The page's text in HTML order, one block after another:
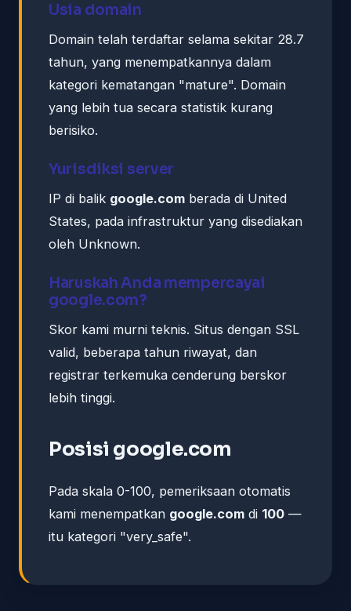
Usia domain
Domain telah terdaftar selama sekitar 28.7
tahun, yang menempatkannya dalam
kategori kematangan "mature". Domain
yang lebih tua secara statistik kurang
berisiko.
Yurisdiksi server
IP di balik google.com berada di United
States, pada infrastruktur yang disediakan
oleh Unknown.
Haruskah Anda mempercayai
google.com?
Skor kami murni teknis. Situs dengan SSL
valid, beberapa tahun riwayat, dan
registrar terkemuka cenderung berskor
lebih tinggi.
Posisi google.com
Pada skala 0-100, pemeriksaan otomatis
kami menempatkan google.com di 100 —
itu kategori "very_safe".